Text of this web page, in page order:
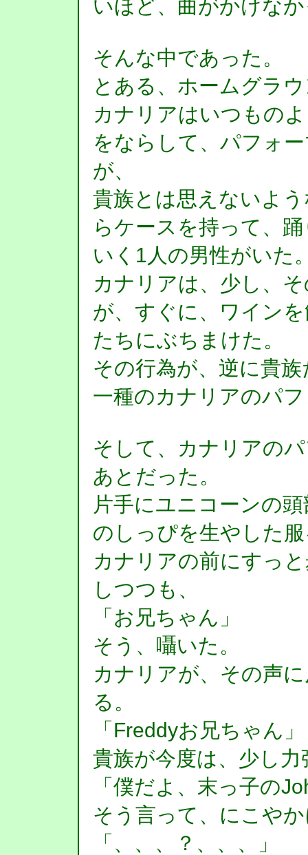
いほど、曲がかけな
そんな中であった。
とある、ホームグラ
カナリアはいつもの
をならして、パフォ
が、
貴族とは思えないよ
らケースを持って、
いく1人の男性がいた
カナリアは、少し、
が、すぐに、ワイン
たちにぶちまけた。
その行為が、逆に貴
一種のカナリアのパ
そして、カナリアの
あとだった。
片手にユニコーンの
のしっぴを生やした
カナリアの前にすっ
しつつも、
「お兄ちゃん」
そう、囁いた。
カナリアが、その声
る。
「Freddyお兄ちゃん」
貴族が今度は、少し力
「僕だよ、末っ子の
そう言って、にこや
「、、、？、、、」